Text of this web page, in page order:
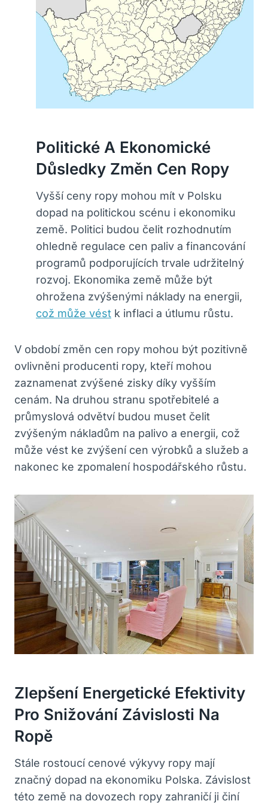
Politické A Ekonomické
Důsledky Změn Cen Ropy
Vyšší ceny ropy mohou mít v Polsku
dopad na politickou scénu i ekonomiku
země. Politici budou čelit rozhodnutím
ohledně regulace cen paliv a financování
programů podporujících trvale udržitelný
rozvoj. Ekonomika země může být
ohrožena zvýšenými náklady na energii,
což může vést k inflaci a útlumu růstu.
V období změn cen ropy mohou být pozitivně
ovlivněni producenti ropy, kteří mohou
zaznamenat zvýšené zisky díky vyšším
cenám. Na druhou stranu spotřebitelé a
průmyslová odvětví budou muset čelit
zvýšeným nákladům na palivo a energii, což
může vést ke zvýšení cen výrobků a služeb a
nakonec ke zpomalení hospodářského růstu.
Zlepšení Energetické Efektivity
Pro Snižování Závislosti Na
Ropě
Stále rostoucí cenové výkyvy ropy mají
značný dopad na ekonomiku Polska. Závislost
této země na dovozech ropy zahraničí ji činí